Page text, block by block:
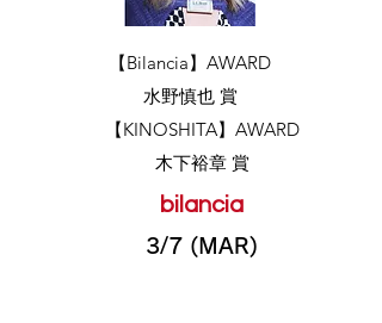
​【Bilancia】AWARD
​水野慎也 賞
​【KINOSHITA】AWARD
​木下裕章 賞
bilancia
3/7 (MAR)